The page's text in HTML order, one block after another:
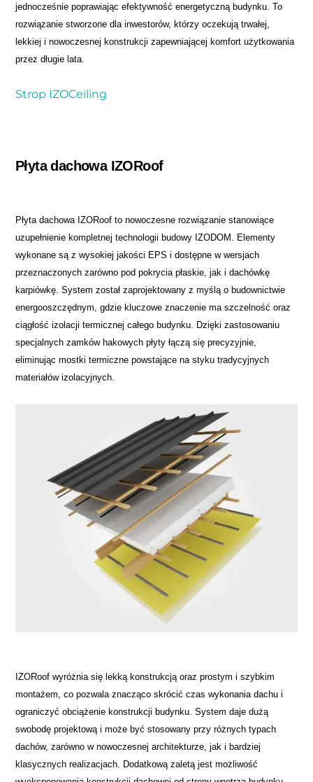
jednocześnie poprawiając efektywność energetyczną budynku. To
rozwiązanie stworzone dla inwestorów, którzy oczekują trwałej,
lekkiej i nowoczesnej konstrukcji zapewniającej komfort użytkowania
przez długie lata.
Strop IZOCeiling
Płyta dachowa IZORoof
Płyta dachowa IZORoof to nowoczesne rozwiązanie stanowiące
uzupełnienie kompletnej technologii budowy IZODOM. Elementy
wykonane są z wysokiej jakości EPS i dostępne w wersjach
przeznaczonych zarówno pod pokrycia płaskie, jak i dachówkę
karpiówkę. System został zaprojektowany z myślą o budownictwie
energooszczędnym, gdzie kluczowe znaczenie ma szczelność oraz
ciągłość izolacji termicznej całego budynku. Dzięki zastosowaniu
specjalnych zamków hakowych płyty łączą się precyzyjnie,
eliminując mostki termiczne powstające na styku tradycyjnych
materiałów izolacyjnych.
IZORoof wyróżnia się lekką konstrukcją oraz prostym i szybkim
montażem, co pozwala znacząco skrócić czas wykonania dachu i
ograniczyć obciążenie konstrukcji budynku. System daje dużą
swobodę projektową i może być stosowany przy różnych typach
dachów, zarówno w nowoczesnej architekturze, jak i bardziej
klasycznych realizacjach. Dodatkową zaletą jest możliwość